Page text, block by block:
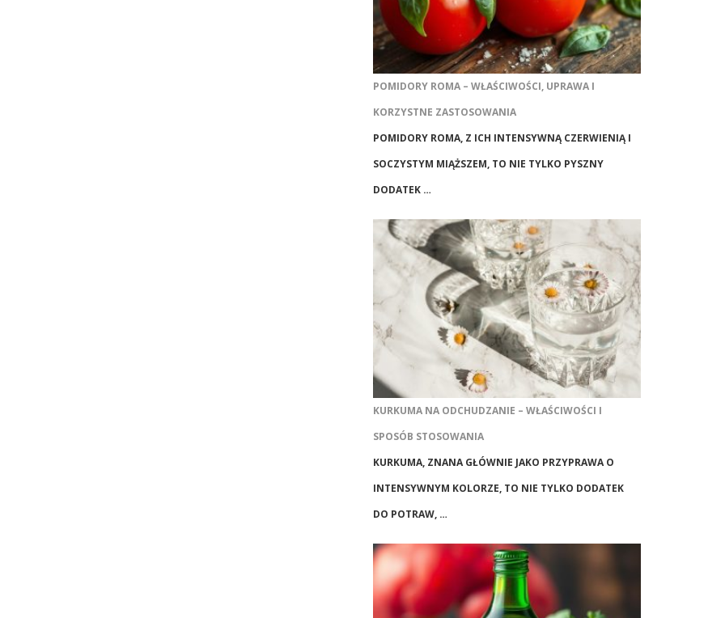
POMIDORY ROMA – WŁAŚCIWOŚCI, UPRAWA I
KORZYSTNE ZASTOSOWANIA
POMIDORY ROMA, Z ICH INTENSYWNĄ CZERWIENIĄ I
SOCZYSTYM MIĄŻSZEM, TO NIE TYLKO PYSZNY
DODATEK …
KURKUMA NA ODCHUDZANIE – WŁAŚCIWOŚCI I
SPOSÓB STOSOWANIA
KURKUMA, ZNANA GŁÓWNIE JAKO PRZYPRAWA O
INTENSYWNYM KOLORZE, TO NIE TYLKO DODATEK
DO POTRAW, …